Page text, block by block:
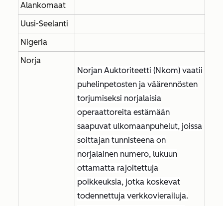
Alankomaat
Uusi-Seelanti
Nigeria
Norja
Norjan Auktoriteetti (Nkom) vaatii
puhelinpetosten ja väärennösten
torjumiseksi norjalaisia
operaattoreita estämään
saapuvat ulkomaanpuhelut, joissa
soittajan tunnisteena on
norjalainen numero, lukuun
ottamatta rajoitettuja
poikkeuksia, jotka koskevat
todennettuja verkkovierailuja.